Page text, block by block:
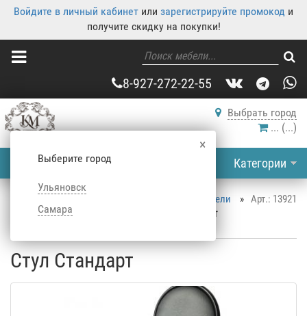
Войдите в личный кабинет или зарегистрируйте промокод и
получите скидку на покупки!
8-927-272-22-55
Выбрать город
×
Выберите город
Ульяновск
Самара
... (...)
Категории
Арт.: 13921
Каталог корпусной мебели
»
Кухня
» Стулья для кухни Стул Стандарт
Стул Стандарт